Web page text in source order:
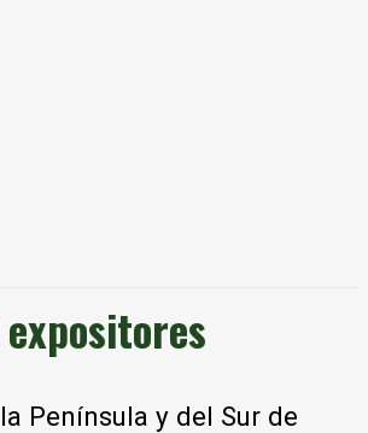
Península y del Sur de